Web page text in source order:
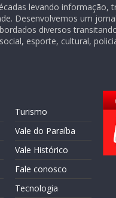
levando informação,
Desenvolvemos um
diversos
esporte, cultural,
Turismo
Vale do Paraíba
Vale Histórico
Fale conosco
Tecnologia